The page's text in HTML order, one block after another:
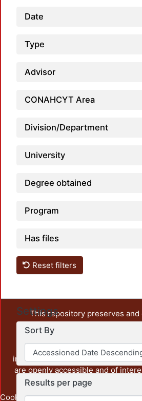
Date
Type
Advisor
CONAHCYT Area
Division/Department
University
Degree obtained
Program
Has files
Reset filters
Settings
Sort By
Results per page
This repository preserves and
unrestricted open access, the
output of UAM Azcapotzalco. It
administrative and graphic
institution, as well as content from
are openly accessible and of
Cookie Privacy End User